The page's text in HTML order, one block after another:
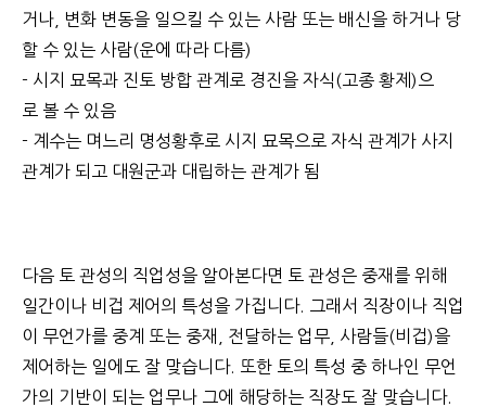
거나, 변화 변동을 일으킬 수 있는 사람 또는 배신을 하거나 당
할 수 있는 사람(운에 따라 다름)
- 시지 묘목과 진토 방합 관계로 경진을 자식(고종 황제)으
로 볼 수 있음
- 계수는 며느리 명성황후로 시지 묘목으로 자식 관계가 사지
관계가 되고 대원군과 대립하는 관계가 됨
다음 토 관성의 직업성을 알아본다면 토 관성은 중재를 위해
일간이나 비겁 제어의 특성을 가집니다. 그래서 직장이나 직업
이 무언가를 중계 또는 중재, 전달하는 업무, 사람들(비겁)을
제어하는 일에도 잘 맞습니다. 또한 토의 특성 중 하나인 무언
가의 기반이 되는 업무나 그에 해당하는 직장도 잘 맞습니다.